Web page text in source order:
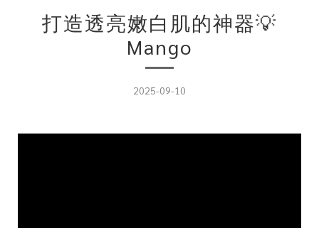
打造透亮嫩白肌的神器💡
Mango
2025-09-10